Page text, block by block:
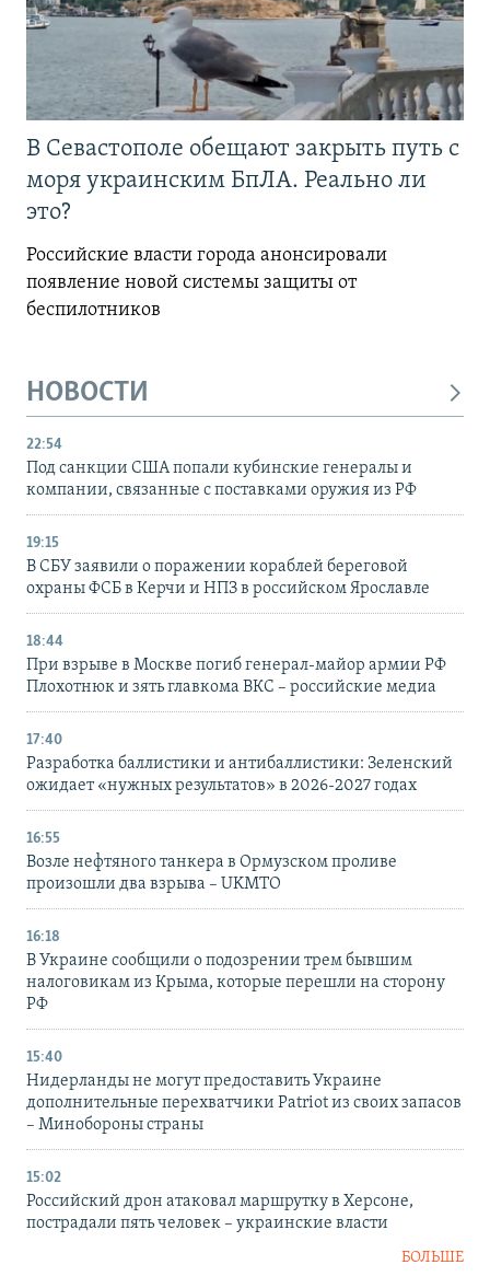
В Севастополе обещают закрыть путь с
моря украинским БпЛА. Реально ли
это?
Российские власти города анонсировали
появление новой системы защиты от
беспилотников
НОВОСТИ
22:54
Под санкции США попали кубинские генералы и
компании, связанные с поставками оружия из РФ
19:15
В СБУ заявили о поражении кораблей береговой
охраны ФСБ в Керчи и НПЗ в российском Ярославле
18:44
При взрыве в Москве погиб генерал-майор армии РФ
Плохотнюк и зять главкома ВКС – российские медиа
17:40
Разработка баллистики и антибаллистики: Зеленский
ожидает «нужных результатов» в 2026-2027 годах
16:55
Возле нефтяного танкера в Ормузском проливе
произошли два взрыва – UKMTO
16:18
В Украине сообщили о подозрении трем бывшим
налоговикам из Крыма, которые перешли на сторону
РФ
15:40
Нидерланды не могут предоставить Украине
дополнительные перехватчики Patriot из своих запасов
– Минобороны страны
15:02
Российский дрон атаковал маршрутку в Херсоне,
пострадали пять человек – украинские власти
БОЛЬШЕ